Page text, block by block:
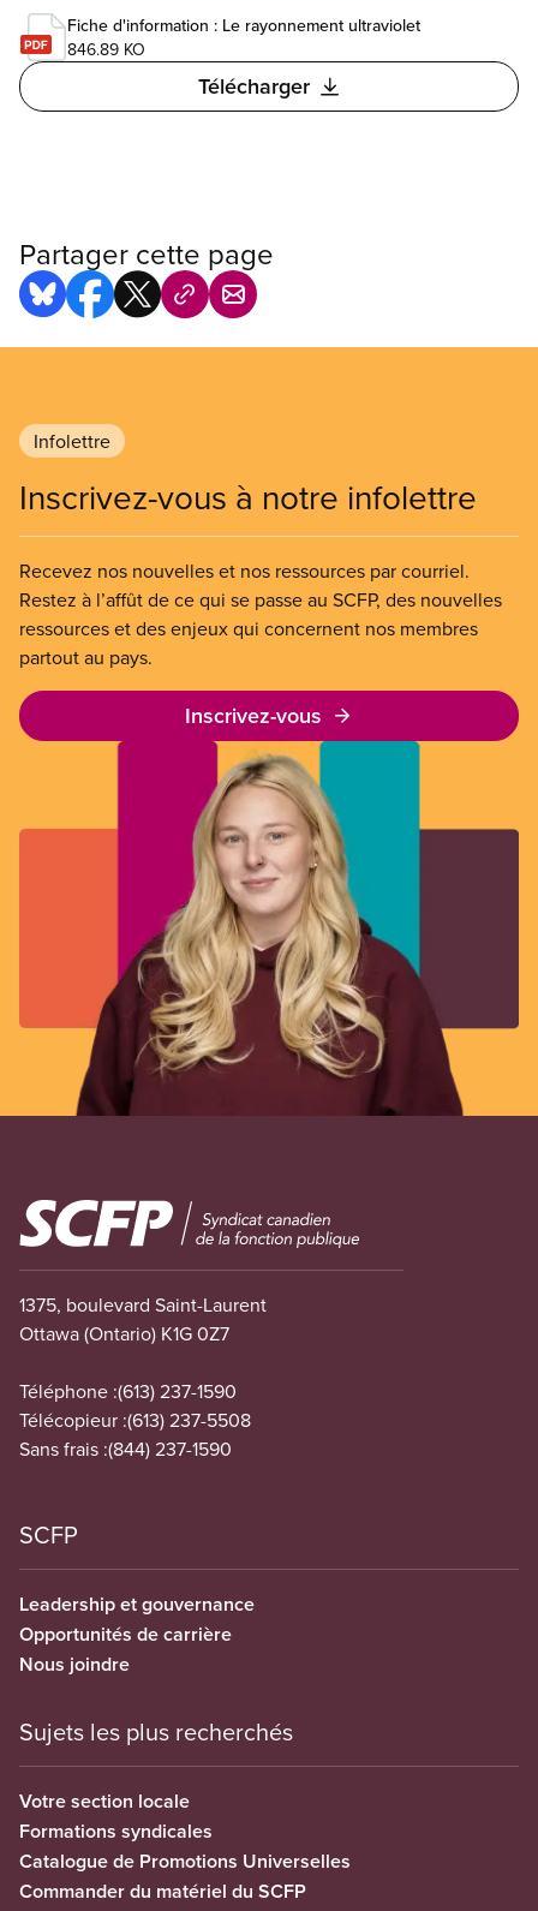
Fiche d'information : Le rayonnement ultraviolet
846.89 KO
Télécharger
Partager cette page
Infolettre
Inscrivez-vous à notre infolettre
Recevez nos nouvelles et nos ressources par courriel.
Restez à l’affût de ce qui se passe au SCFP, des nouvelles
ressources et des enjeux qui concernent nos membres
partout au pays.
Inscrivez-vous
Image
1375, boulevard Saint-Laurent
Ottawa (Ontario) K1G 0Z7
Téléphone :(613) 237-1590
Télécopieur :(613) 237-5508
Sans frais :(844) 237-1590
SCFP
Leadership et gouvernance
Opportunités de carrière
Nous joindre
Sujets les plus recherchés
Votre section locale
Formations syndicales
Catalogue de Promotions Universelles
Commander du matériel du SCFP